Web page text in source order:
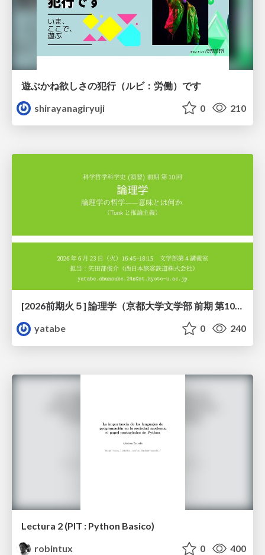
遊ぶかね欲しさの犯行（ルビ：労働）です
shirayanagiryuji
0 210
[2026前期火５] 論理学（京都大学文学部 前期 第10回）「論理学の哲学——意味とは何か（Tonkと推論主義）」
yatabe
0 240
Lectura 2 (PIT : Python Basico)
robintux
0 400